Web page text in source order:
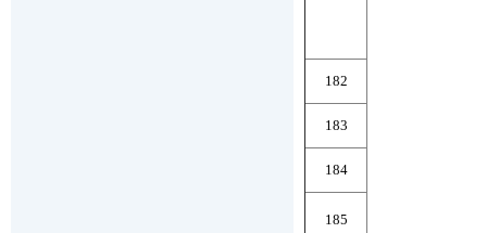
182
183
184
185